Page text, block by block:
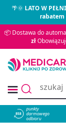
🌴🌞LATO W PEŁNI
rabatem
📦 Dostawa do
zł
858
punkty
darmowego
odbioru